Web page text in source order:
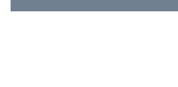
Solución de problemas7